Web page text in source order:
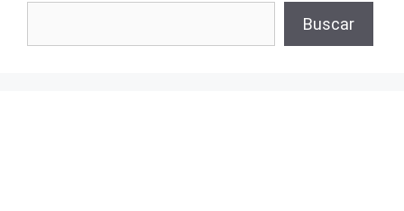
Buscar